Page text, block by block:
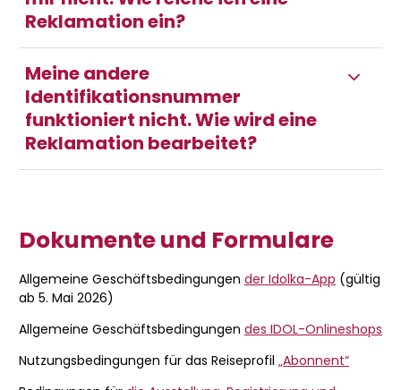
Reklamation ein?
Meine andere
Identifikationsnummer
funktioniert nicht. Wie wird eine
Reklamation bearbeitet?
Dokumente und Formulare
Allgemeine Geschäftsbedingungen der Idolka-App (gültig
ab 5. Mai 2026)
Allgemeine Geschäftsbedingungen des IDOL-Onlineshops
Nutzungsbedingungen für das Reiseprofil „Abonnent“